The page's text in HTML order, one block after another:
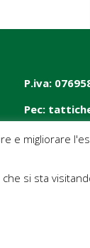
P.iva:
Pec:
e migliorare
si sta